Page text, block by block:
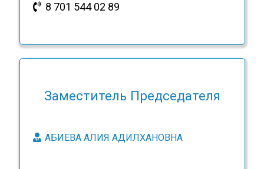
8 701 544 02 89
Заместитель Председателя
АБИЕВА АЛИЯ АДИЛХАНОВНА